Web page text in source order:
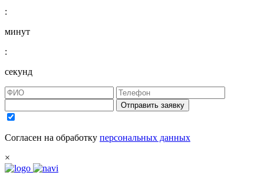
:
минут
:
секунд
Отправить заявку
Согласен на обработку персональных данных
×